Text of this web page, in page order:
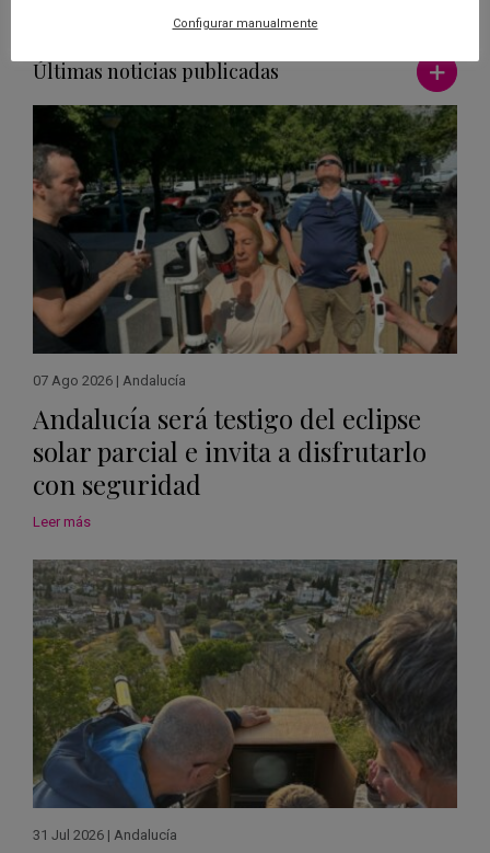
Últimas noticias publicadas Ver más
07 Ago 2026 | Andalucía
Andalucía será testigo del eclipse
solar parcial e invita a disfrutarlo
con seguridad
Leer más
31 Jul 2026 | Andalucía
Configurar manualmente